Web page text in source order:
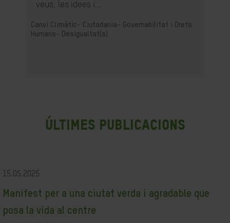
veus, les idees i...
Canvi Climàtic-
Ciutadania- Governabilitat i Drets
Humans-
Desigualtat(s)
últimes publicacions
15.05.2025
Manifest per a una ciutat verda i agradable que
posa la vida al centre